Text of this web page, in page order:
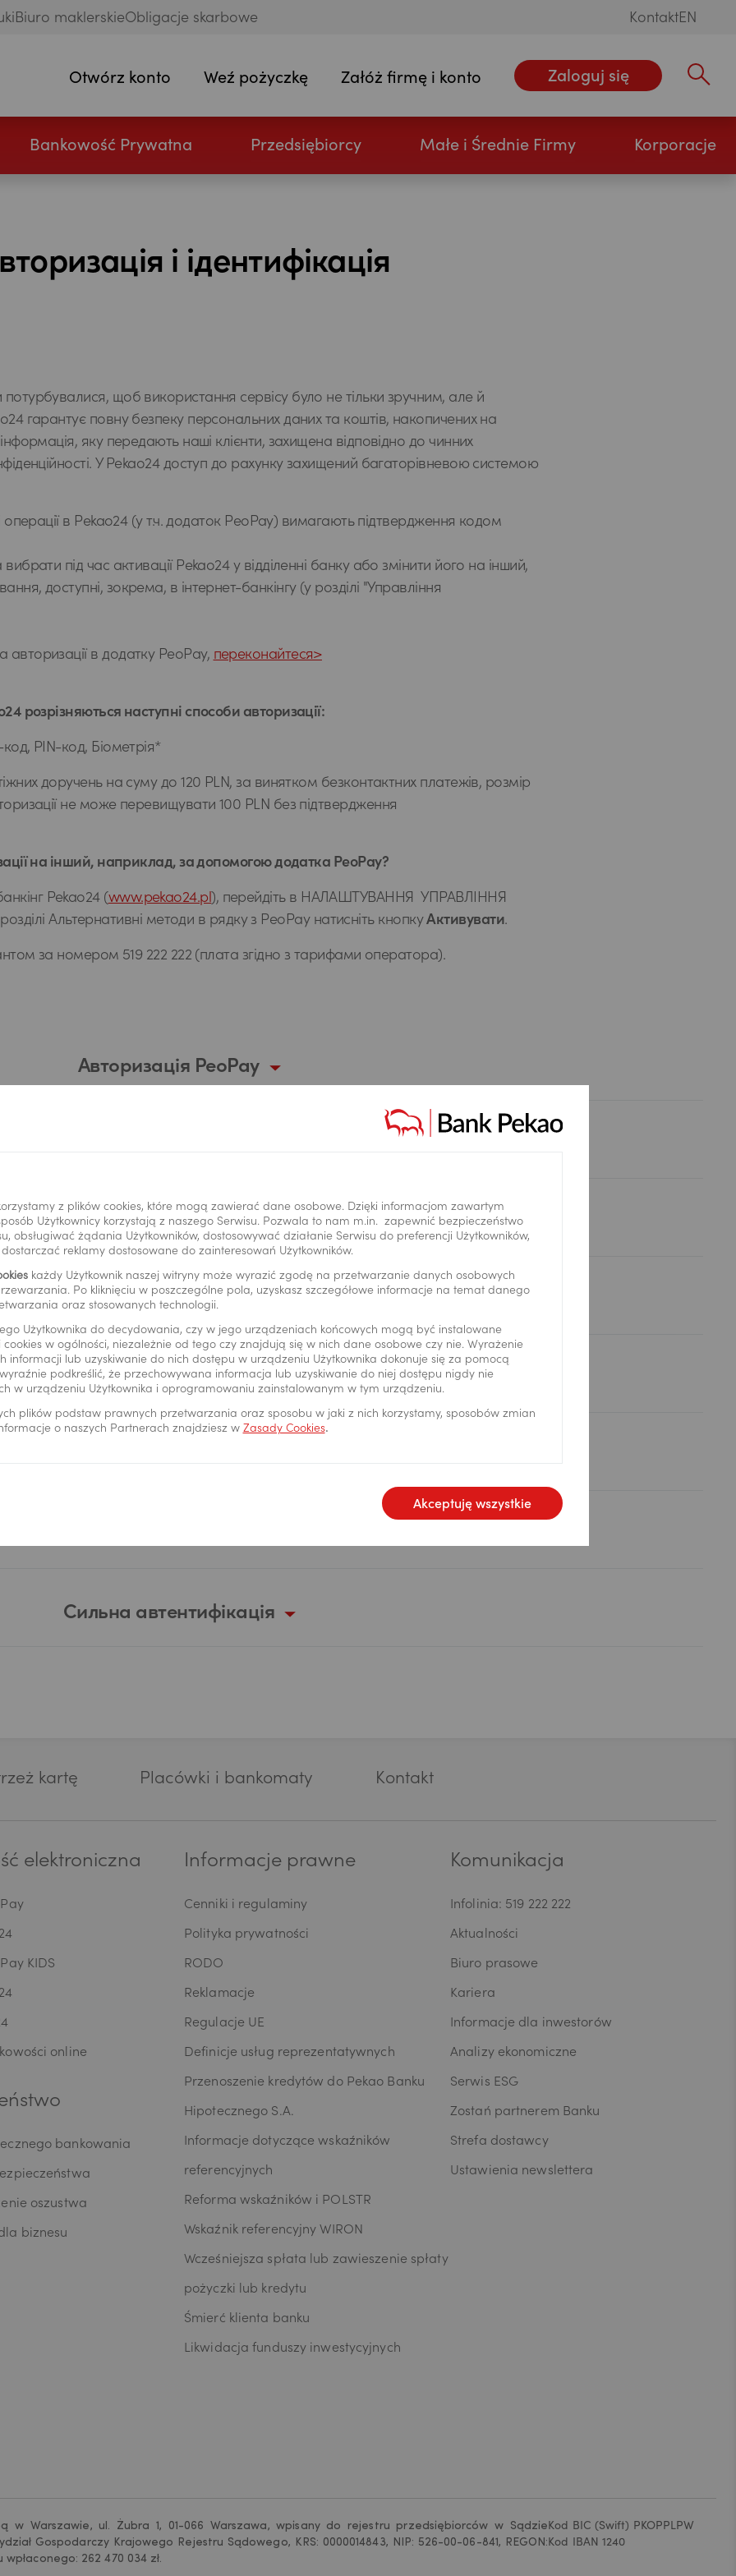
Biuro maklerskieObligacje skarbowe KontaktEN
Otwórz konto Weź pożyczkę Załóż firmę i konto Zaloguj się Wpisz
Bankowość Prywatna Przedsiębiorcy Małe i Średnie Firmy Korporacje
i iдентифікація
щоб використання сервісу було не тільки зручним, але й
гарантує повну безпеку персональних даних та коштів, накопичених на
яку передають наші клієнти, захищена відповідно до чинних
У Pekao24 доступ до рахунку захищений багаторівневою системою
операції в Pekao24 (у т.ч. додаток PeoPay) вимагають підтвердження кодом
під час активації Pekao24 у відділенні банку або змінити його на інший,
доступні, зокрема, в інтернет-банкінгу (у розділі "Управління
в додатку PeoPay, переконайтеся>
розрізняються наступні способи авторизації:
PIN-код, Біометрія*
доручень на суму до 120 PLN, за винятком безконтактних платежів, розмір
не може перевищувати 100 PLN без підтвердження
на інший, наприклад, за допомогою додатка PeoPay?
Pekao24 (www.pekao24.pl), перейдіть в НАЛАШТУВАННЯ УПРАВЛІННЯ
Альтернативні методи в рядку з PeoPay натисніть кнопкуАктивувати.
за номером 519 222 222 (плата згідно з тарифами оператора).
Авторизація PeoPay
SMS-код
PIN-код
Біометрія
Cильна автентифікація
kartę Placówki i bankomaty Kontakt
elektroniczna
KIDS
online
bankowania
oszustwa
biznesu
Informacje prawne
Cenniki i regulaminy
Polityka prywatności
RODO
Reklamacje
Regulacje UE
Definicje usług reprezentatywnych
Przenoszenie kredytów do Pekao Banku
Hipotecznego S.A.
Informacje dotyczące wskaźników
referencyjnych
Reforma wskaźników i POLSTR
Wskaźnik referencyjny WIRON
Wcześniejsza spłata lub zawieszenie spłaty
pożyczki lub kredytu
Śmierć klienta banku
Likwidacja funduszy inwestycyjnych
Komunikacja
Infolinia: 519 222 222
Aktualności
Biuro prasowe
Kariera
Informacje dla inwestorów
Analizy ekonomiczne
Serwis ESG
Zostań partnerem Banku
Strefa dostawcy
Ustawienia newslettera
w Warszawie, ul. Żubra 1, 01-066 Warszawa, wpisany do rejestru przedsiębiorców w Sądzie
Gospodarczy Krajowego Rejestru Sądowego, KRS: 0000014843, NIP: 526-00-06-841, REGON:
262 470 034 zł.
Kod BIC (Swift) PKOPPLPW
Kod IBAN 1240
z plików cookies, które mogą zawierać dane osobowe. Dzięki informacjom zawartym
Użytkownicy korzystają z naszego Serwisu. Pozwala to nam m.in. zapewnić bezpieczeństwo
obsługiwać żądania Użytkowników, dostosowywać działanie Serwisu do preferencji Użytkowników,
reklamy dostosowane do zainteresowań Użytkowników.
każdy Użytkownik naszej witryny może wyrazić zgodę na przetwarzanie danych osobowych
Po kliknięciu w poszczególne pola, uzyskasz szczegółowe informacje na temat danego
oraz stosowanych technologii.
Użytkownika do decydowania, czy w jego urządzeniach końcowych mogą być instalowane
w ogólności, niezależnie od tego czy znajdują się w nich dane osobowe czy nie. Wyrażenie
informacji lub uzyskiwanie do nich dostępu w urządzeniu Użytkownika dokonuje się za pomocą
podkreślić, że przechowywana informacja lub uzyskiwanie do niej dostępu nigdy nie
w urządzeniu Użytkownika i oprogramowaniu zainstalowanym w tym urządzeniu.
plików podstaw prawnych przetwarzania oraz sposobu w jaki z nich korzystamy, sposobów zmian
o naszych Partnerach znajdziesz w Zasady Cookies.
Akceptuję wszystkie